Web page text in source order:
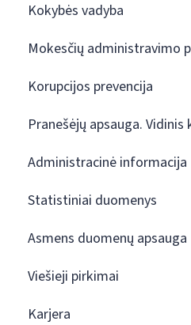
Kokybės vadyba
Mokesčių administravimo
Korupcijos prevencija
Pranešėjų apsauga. Vidinis
Administracinė informacija
Statistiniai duomenys
Asmens duomenų apsauga
Viešieji pirkimai
Karjera